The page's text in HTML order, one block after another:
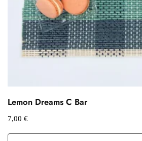
Lemon Dreams C Bar
7,00 €